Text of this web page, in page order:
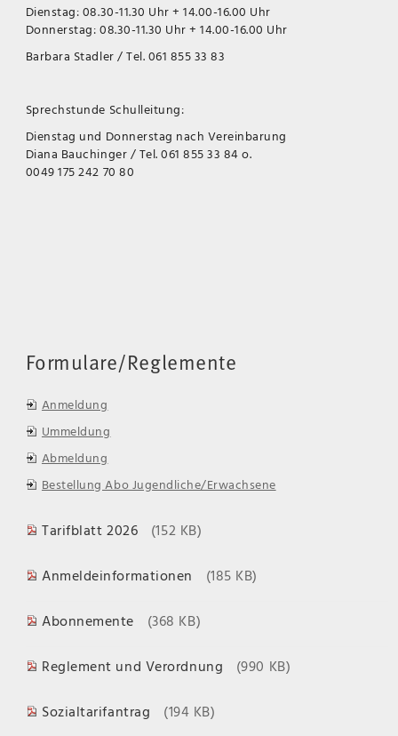
Dienstag: 08.30-11.30 Uhr + 14.00-16.00 Uhr
Donnerstag: 08.30-11.30 Uhr + 14.00-16.00 Uhr
Barbara Stadler / Tel. 061 855 33 83
Sprechstunde Schulleitung:
Dienstag und Donnerstag nach Vereinbarung
Diana Bauchinger / Tel. 061 855 33 84 o.
0049 175 242 70 80
Formulare/Reglemente
Anmeldung
Ummeldung
Abmeldung
Bestellung Abo Jugendliche/Erwachsene
Tarifblatt 2026 (152 KB)
Anmeldeinformationen (185 KB)
Abonnemente (368 KB)
Reglement und Verordnung (990 KB)
Sozialtarifantrag (194 KB)